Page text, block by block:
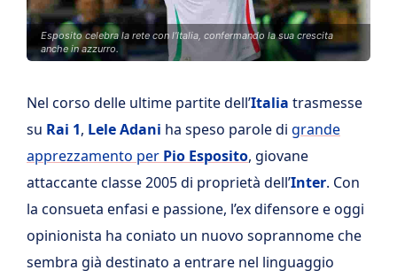
Esposito celebra la rete con l’Italia, confermando la sua crescita
anche in azzurro.
Nel corso delle ultime partite dell’Italia trasmesse
su Rai 1, Lele Adani ha speso parole di grande
apprezzamento per Pio Esposito, giovane
attaccante classe 2005 di proprietà dell’Inter. Con
la consueta enfasi e passione, l’ex difensore e oggi
opinionista ha coniato un nuovo soprannome che
sembra già destinato a entrare nel linguaggio